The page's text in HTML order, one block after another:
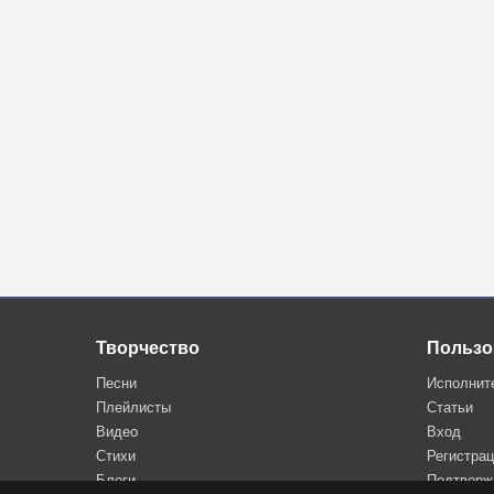
Творчество
Песни
Плейлисты
Видео
Стихи
Блоги
Статьи
Вход